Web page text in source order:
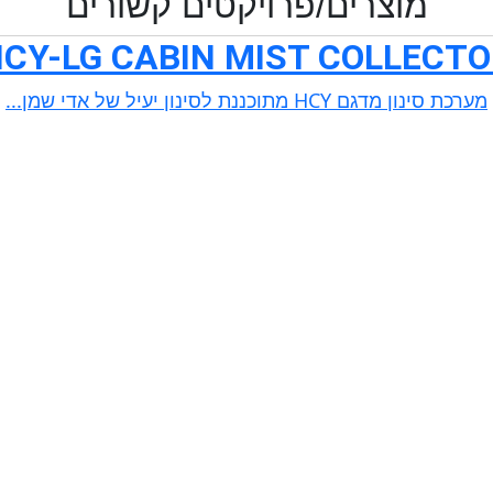
LG CABIN MIST
מערכת סינון מדגם HCY מתוכננת לסינון יעיל של אדי שמן...